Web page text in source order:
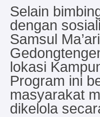
Selain
dengan
Samsul
lokasi
Program ini
masyarakat
dikelola